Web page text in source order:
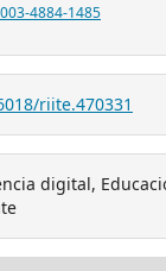
4884-1485
riite.470331
digital,